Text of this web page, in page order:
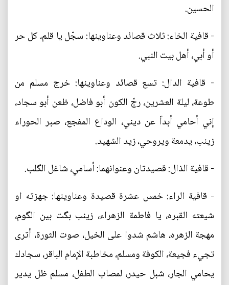
الحسين.
- قافية الخاء: ثلاث قصائد وعناوينها: سجّل يا قلم، كل حر
أو أبي، أهل بيت النبي.
- قافية الدال: تسع قصائد وعناوينها: خرج مسلم من
طوعة، ليلة العشرين، رجّ الكون أبو فاضل، ظعن أبو سجاد،
إني أحامي أبداً عن ديني، الوداع المفجع، صبر الحوراء
زينب، يدمعة ويروحي، زيد الشهيد.
- قافية الذال: قصيدتان وعنوانهما: أسامي، شاغل الگلب.
- قافية الراء: خمس عشرة قصيدة وعناوينها: جهزته او
شيعته القبره، يا فاطمة الزهراء، زينب بگت بين الگوم،
مهجة الزهره، هاشم شدوا على الخيل، صوت الثورة، أترى
تجيء فجيعة، الكوفة ومسلم، مخاطبة الإمام الباقر، سجادك
يحامي الجار، شبل حيدر، لمصاب الطفل، مسلم ظل يدير